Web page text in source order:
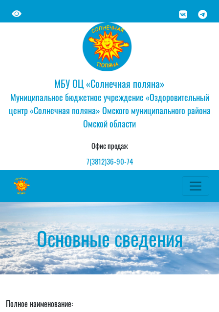
МБУ ОЦ «Солнечная поляна»
Муниципальное бюджетное учреждение «Оздоровительный
центр «Солнечная поляна» Омского муниципального района
Омской области
Офис продаж
7(3812)36-90-74
Основные сведения
Полное наименование: